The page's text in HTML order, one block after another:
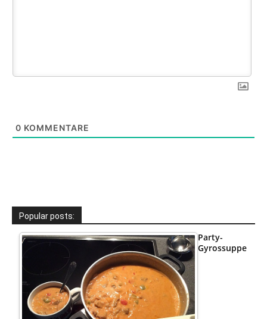
0 KOMMENTARE
Popular posts:
Party-
Gyrossuppe